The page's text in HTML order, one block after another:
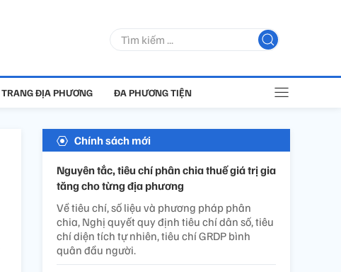
TRANG ĐỊA PHƯƠNG ĐA PHƯƠNG TIỆN
Chính sách mới
Nguyên tắc, tiêu chí phân chia thuế giá trị gia
tăng cho từng địa phương
Về tiêu chí, số liệu và phương pháp phân
chia, Nghị quyết quy định tiêu chí dân số, tiêu
chí diện tích tự nhiên, tiêu chí GRDP bình
quân đầu người.